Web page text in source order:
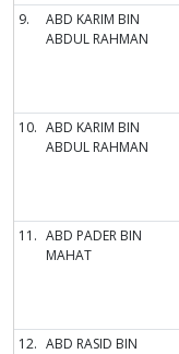
9.
ABD KARIM BIN
ABDUL RAHMAN
10. ABD KARIM BIN
ABDUL RAHMAN
11. ABD PADER BIN
MAHAT
12. ABD RASID BIN